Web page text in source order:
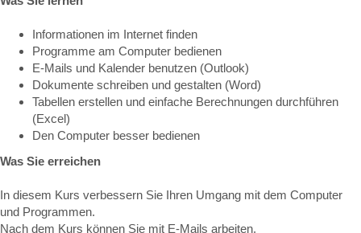
Informationen im Internet finden
Programme am Computer bedienen
E-Mails und Kalender benutzen (Outlook)
Dokumente schreiben und gestalten (Word)
Tabellen erstellen und einfache Berechnungen durchführen
(Excel)
Den Computer besser bedienen
Was Sie erreichen
In diesem Kurs verbessern Sie Ihren Umgang mit dem Computer
und Programmen.
Nach dem Kurs können Sie mit E-Mails arbeiten.